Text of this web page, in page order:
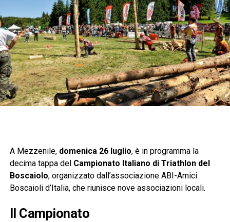
A Mezzenile, domenica 26 luglio, è in programma la
decima tappa del Campionato Italiano di Triathlon del
Boscaiolo, organizzato dall’associazione ABI-Amici
Boscaioli d’Italia, che riunisce nove associazioni locali.
Il Campionato